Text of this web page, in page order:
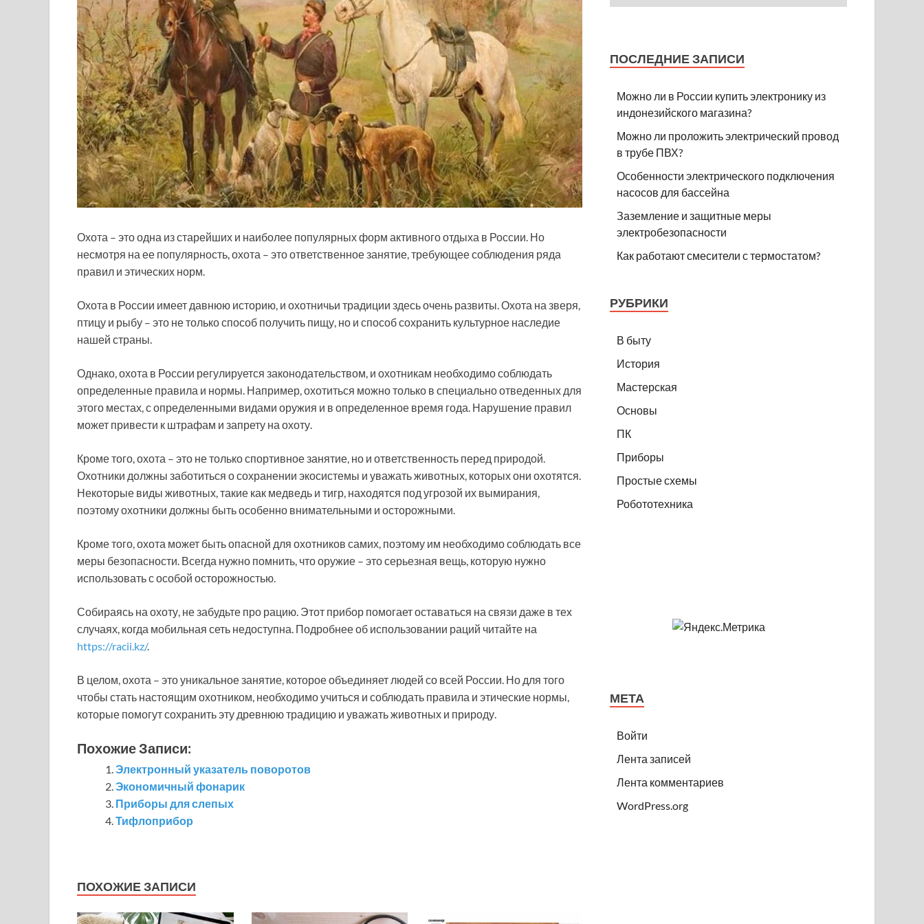
Охота – это одна из старейших и наиболее популярных форм активного отдыха в России. Но
несмотря на ее популярность, охота – это ответственное занятие, требующее соблюдения ряда
правил и этических норм.
Охота в России имеет давнюю историю, и охотничьи традиции здесь очень развиты. Охота на зверя,
птицу и рыбу – это не только способ получить пищу, но и способ сохранить культурное наследие
нашей страны.
Однако, охота в России регулируется законодательством, и охотникам необходимо соблюдать
определенные правила и нормы. Например, охотиться можно только в специально отведенных для
этого местах, с определенными видами оружия и в определенное время года. Нарушение правил
может привести к штрафам и запрету на охоту.
Кроме того, охота – это не только спортивное занятие, но и ответственность перед природой.
Охотники должны заботиться о сохранении экосистемы и уважать животных, которых они охотятся.
Некоторые виды животных, такие как медведь и тигр, находятся под угрозой их вымирания,
поэтому охотники должны быть особенно внимательными и осторожными.
Кроме того, охота может быть опасной для охотников самих, поэтому им необходимо соблюдать все
меры безопасности. Всегда нужно помнить, что оружие – это серьезная вещь, которую нужно
использовать с особой осторожностью.
Собираясь на охоту, не забудьте про рацию. Этот прибор помогает оставаться на связи даже в тех
случаях, когда мобильная сеть недоступна. Подробнее об использовании раций читайте на
https://racii.kz/.
В целом, охота – это уникальное занятие, которое объединяет людей со всей России. Но для того
чтобы стать настоящим охотником, необходимо учиться и соблюдать правила и этические нормы,
которые помогут сохранить эту древнюю традицию и уважать животных и природу.
Похожие Записи:
Электронный указатель поворотов
Экономичный фонарик
Приборы для слепых
Тифлоприбор
ПОХОЖИЕ ЗАПИСИ
ПОСЛЕДНИЕ ЗАПИСИ
Можно ли в России купить электронику из
индонезийского магазина?
Можно ли проложить электрический провод
в трубе ПВХ?
Особенности электрического подключения
насосов для бассейна
Заземление и защитные меры
электробезопасности
Как работают смесители с термостатом?
РУБРИКИ
В быту
История
Мастерская
Основы
ПК
Приборы
Простые схемы
Робототехника
МЕТА
Войти
Лента записей
Лента комментариев
WordPress.org